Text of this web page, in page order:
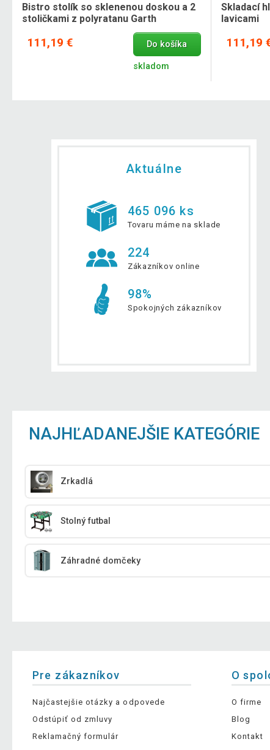
Bistro stolík so sklenenou doskou a 2
stoličkami z polyratanu Garth
111,19 € Do košíka
skladom
Skladací
lavicami
111,19
Aktuálne
465 096 ks
Tovaru máme na sklade
224
Zákazníkov online
98%
Spokojných zákazníkov
NAJHĽADANEJŠIE KATEGÓRIE
Zrkadlá
Stolný futbal
Záhradné domčeky
Pre zákazníkov
Najčastejšie otázky a odpovede
Odstúpiť od zmluvy
Reklamačný formulár
O
O firme
Blog
Kontakt